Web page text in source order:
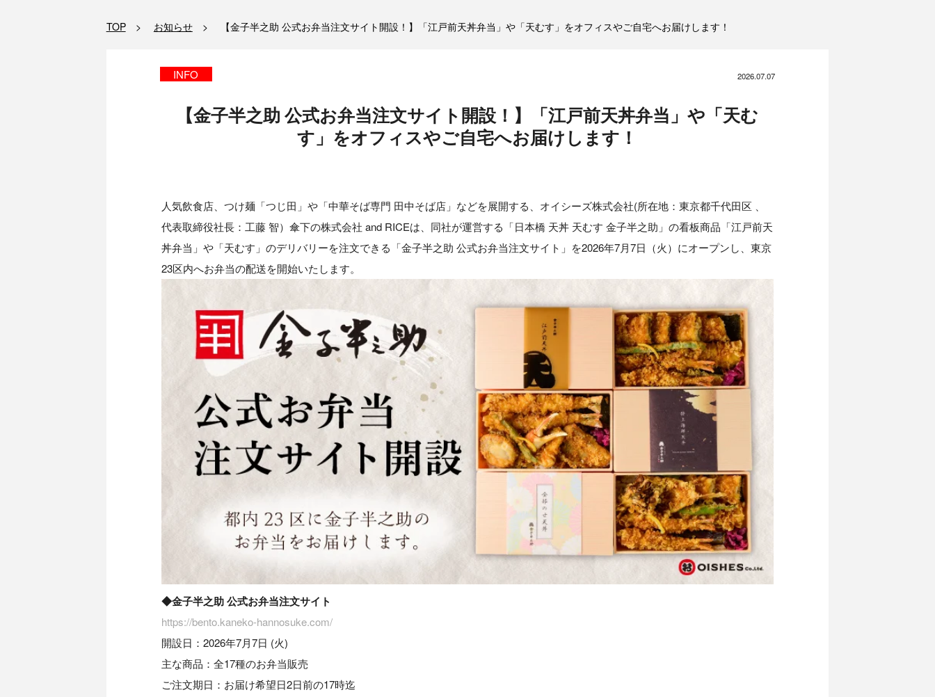
TOP お知らせ 【金子半之助 公式お弁当注文サイト開設！】「江戸前天丼弁当」や「天むす」をオフィスやご自宅へお届けします！
【金子半之助 公式お弁当注文サイト開設！】「江戸前天丼弁当」や「天む
す」をオフィスやご自宅へお届けします！
2026.07.07
INFO
人気飲食店、つけ麺「つじ田」や「中華そば専門 田中そば店」などを展開する、オイシーズ株式会社(所在地：東京都千代田区 、
代表取締役社長：工藤 智）傘下の株式会社 and RICEは、同社が運営する「日本橋 天丼 天むす 金子半之助」の看板商品「江戸前天
丼弁当」や「天むす」のデリバリーを注文できる「金子半之助 公式お弁当注文サイト」を2026年7月7日（火）にオープンし、東京
23区内へお弁当の配送を開始いたします。
◆金子半之助 公式お弁当注文サイト
https://bento.kaneko-hannosuke.com/
開設日：2026年7月7日 (火)
主な商品：全17種のお弁当販売
ご注文期日：お届け希望日2日前の17時迄